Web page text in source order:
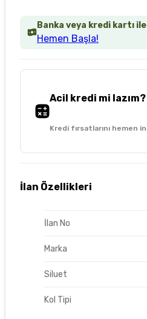
Banka veya kredi kartı
Hemen Başla!
Acil kredi mi lazım?
Kredi fırsatlarını hemen
İlan Özellikleri
İlan No
Marka
Siluet
Kol Tipi